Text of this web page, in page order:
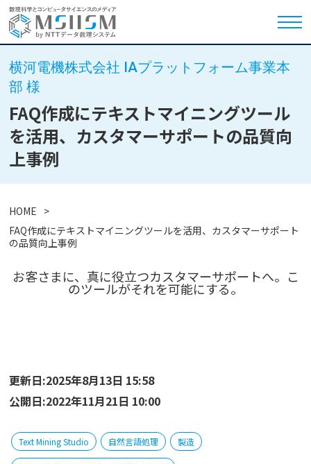
横河電機株式会社 IAプラットフォーム事業本
部 様
FAQ作成にテキストマイニングツール
を活用、カスタマーサポートの品質向
上事例
HOME
FAQ作成にテキストマイニングツールを活用、カスタマーサポート
の品質向上事例
お客さまに、真に役立つカスタマーサポートへ。こ
のツールがそれを可能にする。
更新日:2025年8月13日 15:58
公開日:2022年11月21日 10:00
Text Mining Studio 自然言語処理 製造